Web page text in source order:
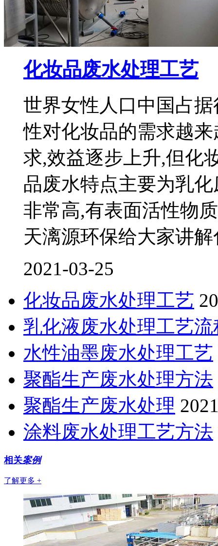
化妆品废水处理工艺
世界女性人口中国占
性对化妆品的需求越
求,效益逐步上升,但化
品废水特点主要为乳
非常高,有表面活性物
天漓源环保给大家讲
2021-03-25
化妆品废水处理工艺
乳化液废水处理工艺流
水性油墨废水处理工艺
聚酯生产废水处理方法
聚酯生产废水处理
涂料废水处理工艺方法
相关案例
了解更多 +